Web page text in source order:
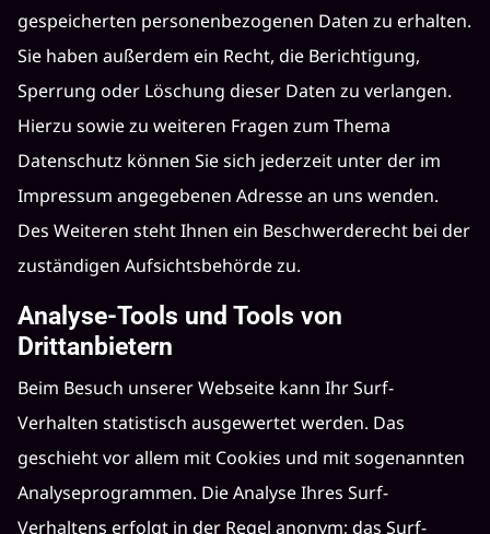
gespeicherten personenbezogenen Daten zu erhalten.
Sie haben außerdem ein Recht, die Berichtigung,
Sperrung oder Löschung dieser Daten zu verlangen.
Hierzu sowie zu weiteren Fragen zum Thema
Datenschutz können Sie sich jederzeit unter der im
Impressum angegebenen Adresse an uns wenden.
Des Weiteren steht Ihnen ein Beschwerderecht bei der
zuständigen Aufsichtsbehörde zu.
Analyse-Tools und Tools von
Drittanbietern
Beim Besuch unserer Webseite kann Ihr Surf-
Verhalten statistisch ausgewertet werden. Das
geschieht vor allem mit Cookies und mit sogenannten
Analyseprogrammen. Die Analyse Ihres Surf-
Verhaltens erfolgt in der Regel anonym; das Surf-